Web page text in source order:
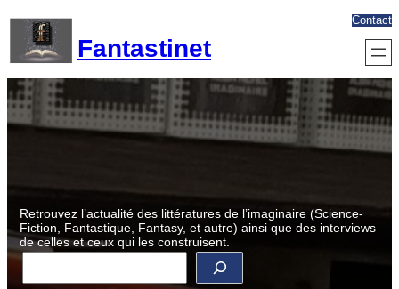
contenu
Fantastinet
Contact
Retrouvez l’actualité des littératures de l’imaginaire (Science-
Fiction, Fantastique, Fantasy, et autre) ainsi que des interviews
de celles et ceux qui les construisent.
R
c